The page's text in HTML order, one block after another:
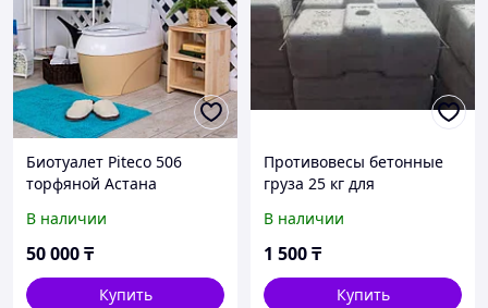
Биотуалет Piteco 506
торфяной Астана
В наличии
50 000₸
Купить
Противовесы бетонные
груза 25 кг для
630
В наличии
1 500₸
Купить